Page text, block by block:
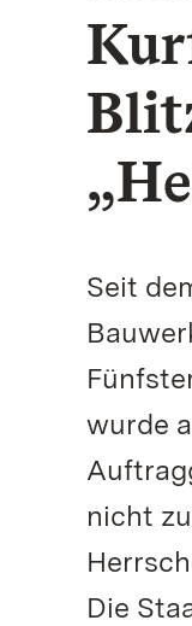
Seit
wurde
nicht
Die